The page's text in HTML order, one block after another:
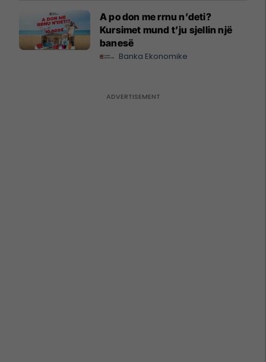
A po don me rrnu n’deti?
Kursimet mund t’ju sjellin një
banesë
Banka Ekonomike